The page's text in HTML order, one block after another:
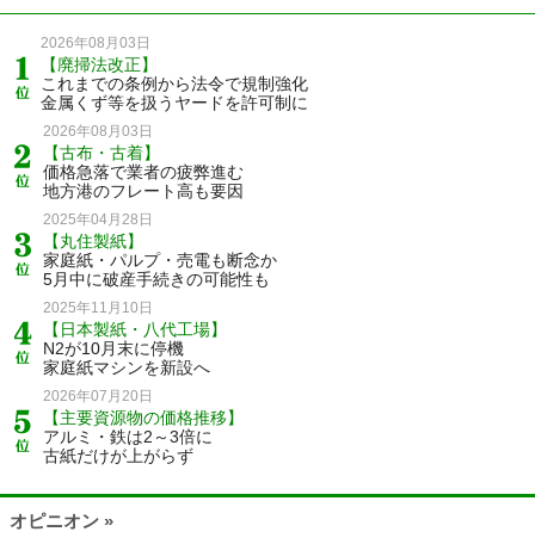
2026年08月03日
【廃掃法改正】
これまでの条例から法令で規制強化
金属くず等を扱うヤードを許可制に
2026年08月03日
【古布・古着】
価格急落で業者の疲弊進む
地方港のフレート高も要因
2025年04月28日
【丸住製紙】
家庭紙・パルプ・売電も断念か
5月中に破産手続きの可能性も
2025年11月10日
【日本製紙・八代工場】
N2が10月末に停機
家庭紙マシンを新設へ
2026年07月20日
【主要資源物の価格推移】
アルミ・鉄は2～3倍に
古紙だけが上がらず
オピニオン »